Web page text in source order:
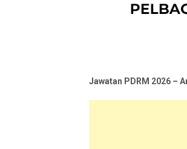
Jawatan PDRM 2026 –